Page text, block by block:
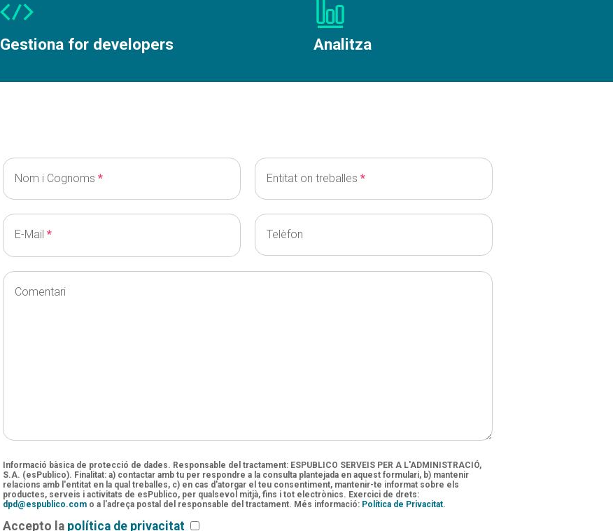
Gestiona for developers Analitza
Nom i Cognoms Entitat on treballes
E-Mail Telèfon
Comentari
Informació bàsica de protecció de dades. Responsable del tractament: ESPUBLICO SERVEIS PER A L'ADMINISTRACIÓ,
S.A. (esPublico). Finalitat: a) contactar amb tu per respondre a la consulta plantejada en aquest formulari, b) mantenir
relacions amb l'entitat en la qual treballes, c) en cas d'atorgar el teu consentiment, mantenir-te informat sobre els
productes, serveis i activitats de esPublico, per qualsevol mitjà, fins i tot electrònics. Exercici de drets:
dpd@espublico.com o a l'adreça postal del responsable del tractament. Més informació: Política de Privacitat.
Accepto la política de privacitat